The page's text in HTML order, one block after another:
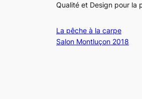
Qualité et Design pour la
La pêche à la carpe
Salon Montluçon 2018